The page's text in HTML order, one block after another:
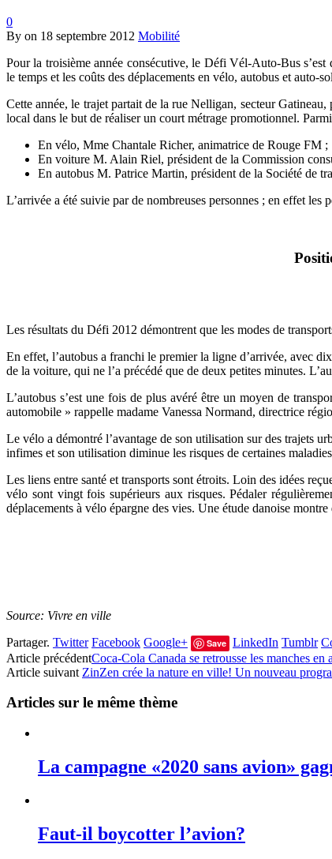
0
By on 18 septembre 2012 Mobilité
Pour la troisième année consécutive, le Défi Vél-Auto-Bus
le temps et les coûts des déplacements en vélo, autobus et auto-
Cette année, le trajet partait de la rue Nelligan, secteur
local dans le but de réaliser un court métrage promotionnel.
En vélo, Mme Chantale Richer, animatrice de Rouge FM ;
En voiture M. Alain Riel, président de la Commission
En autobus M. Patrice Martin, président de la Société de
L’arrivée a été suivie par de nombreuses personnes ; en effet
Les résultats du Défi 2012 démontrent que les modes de
En effet, l’autobus a franchi le premier la ligne d’arrivée, avec
de la voiture, qui ne l’a précédé que de deux petites minutes.
L’autobus s’est une fois de plus avéré être un moyen de
automobile » rappelle madame Vanessa Normand, directrice
Le vélo a démontré l’avantage de son utilisation sur des trajets
infimes et son utilisation diminue les risques de certaines
Les liens entre santé et transports sont étroits. Loin des idées
vélo sont vingt fois supérieurs aux risques. Pédaler
déplacements à vélo épargne des vies. Une étude danoise
Source: Vivre en ville
Partager. Twitter Facebook Google+ Save LinkedIn Tumblr
Article précédentCoca-Cola Canada se retrousse les manches
Article suivant ZinZen crée la nature en ville! Un nouveau
Articles sur le même thème
La campagne «2020 sans avion»
Faut-il boycotter l’avion?